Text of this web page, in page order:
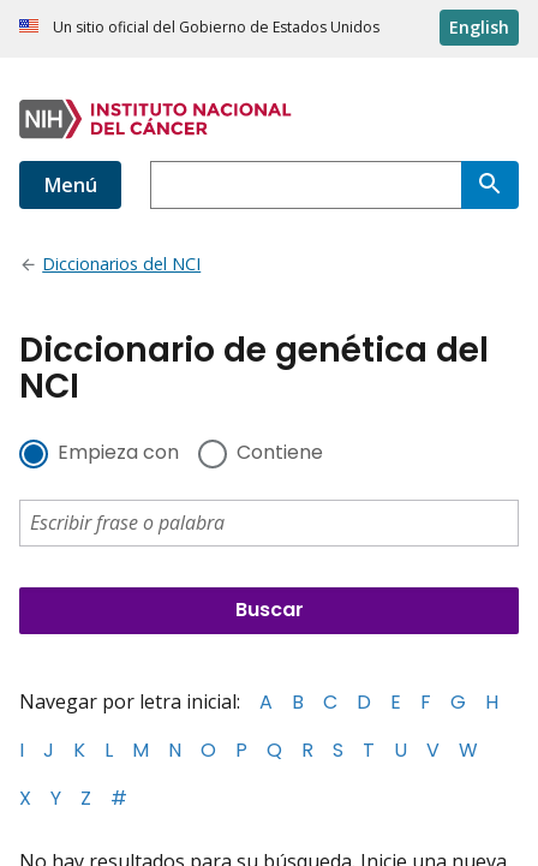
Un sitio oficial del Gobierno de Estados Unidos English
Menú
Diccionarios del NCI
Diccionario de genética del
NCI
Empieza con Contiene
Navegar por letra inicial: A B C D E F G
H
I
J K L M N O P Q R S T U V
W
X
Y Z #